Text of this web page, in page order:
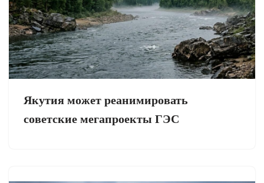
Якутия может реанимировать
советские мегапроекты ГЭС